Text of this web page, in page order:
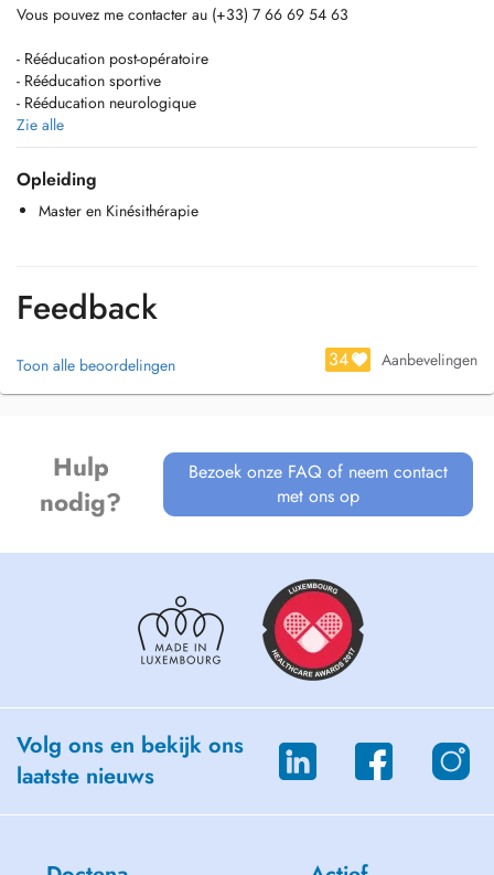
Vous pouvez me contacter au (+33) 7 66 69 54 63
- Rééducation post-opératoire
- Rééducation sportive
- Rééducation neurologique
- Rééducation gériatrique
- Rééducation cardio-respiratoire
- Drainage lymphatique
- Thérapie manuelle
......................................................................
- Neurological rehabilitation
- Geriatric rehabilitation
- Lymphatic drainage
- Manual therapy
Zie alle
Opleiding
Master en Kinésithérapie
Feedback
Toon alle beoordelingen 34 Aanbevelingen
Hulp
nodig?
Bezoek onze FAQ of neem contact
met ons op
Volg ons en bekijk ons
laatste nieuws